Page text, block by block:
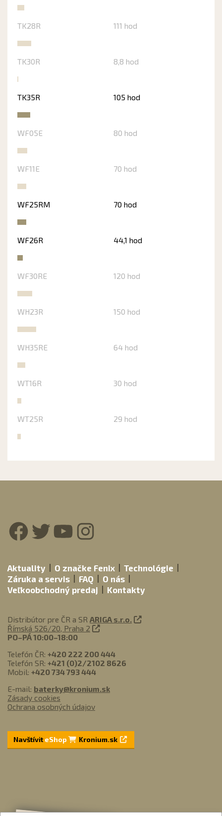
TK28R 111 hod
TK30R 8,8 hod
TK35R 105 hod
WF05E 80 hod
WF11E 70 hod
WF25RM 70 hod
WF26R 44,1 hod
WF30RE 120 hod
WH23R 150 hod
WH35RE 64 hod
WT16R 30 hod
WT25R 29 hod
Facebook
Twitter
YouTube
Aktuality O značke Fenix
Technológie
Záruka a servis
FAQ
O nás
Veľkoobchodný predaj
Kontakty
Distribútor pre ČR a SR ARIGA s.r.o.
Římská 526/20, Praha 2
PO–PÁ 10:00–18:00
Telefón ČR: +420 222 200 444
Telefón SR: +421 (0)2/2102 8626
Mobil: +420 734 793 444
E-mail: baterky@kronium.sk
Zásady cookies
Ochrana osobných údajov
NavštíviteShop Kronium.sk